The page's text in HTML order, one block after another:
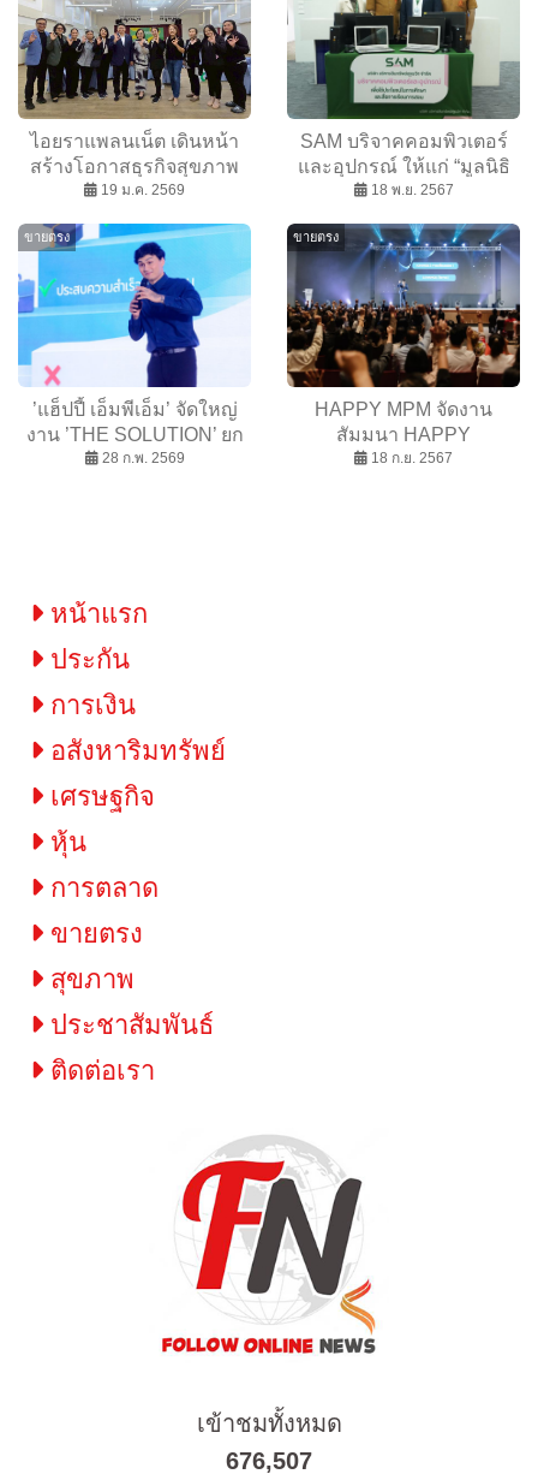
ไอยราแพลนเน็ต เดินหน้า
สร้างโอกาสธุรกิจสุขภาพ
ในงาน Grand ABO ลำพูน
19 ม.ค. 2569
SAM บริจาคคอมพิวเตอร์
และอุปกรณ์ ให้แก่ “มูลนิธิ
พระดาบส-รร.บ้านสาโรช
18 พ.ย. 2567
ขายตรง
’แฮ็ปปี้ เอ็มพีเอ็ม’ จัดใหญ่
งาน ’THE SOLUTION’ ยก
ระดับศักยภาพนักธุรกิจ
28 ก.พ. 2569
ขายตรง
HAPPY MPM จัดงาน
สัมมนา HAPPY
SOLUTION เปิด
18 ก.ย. 2567
หน้าแรก
ประกัน
การเงิน
อสังหาริมทรัพย์
เศรษฐกิจ
หุ้น
การตลาด
ขายตรง
สุขภาพ
ประชาสัมพันธ์
ติดต่อเรา
เข้าชมทั้งหมด
676,507